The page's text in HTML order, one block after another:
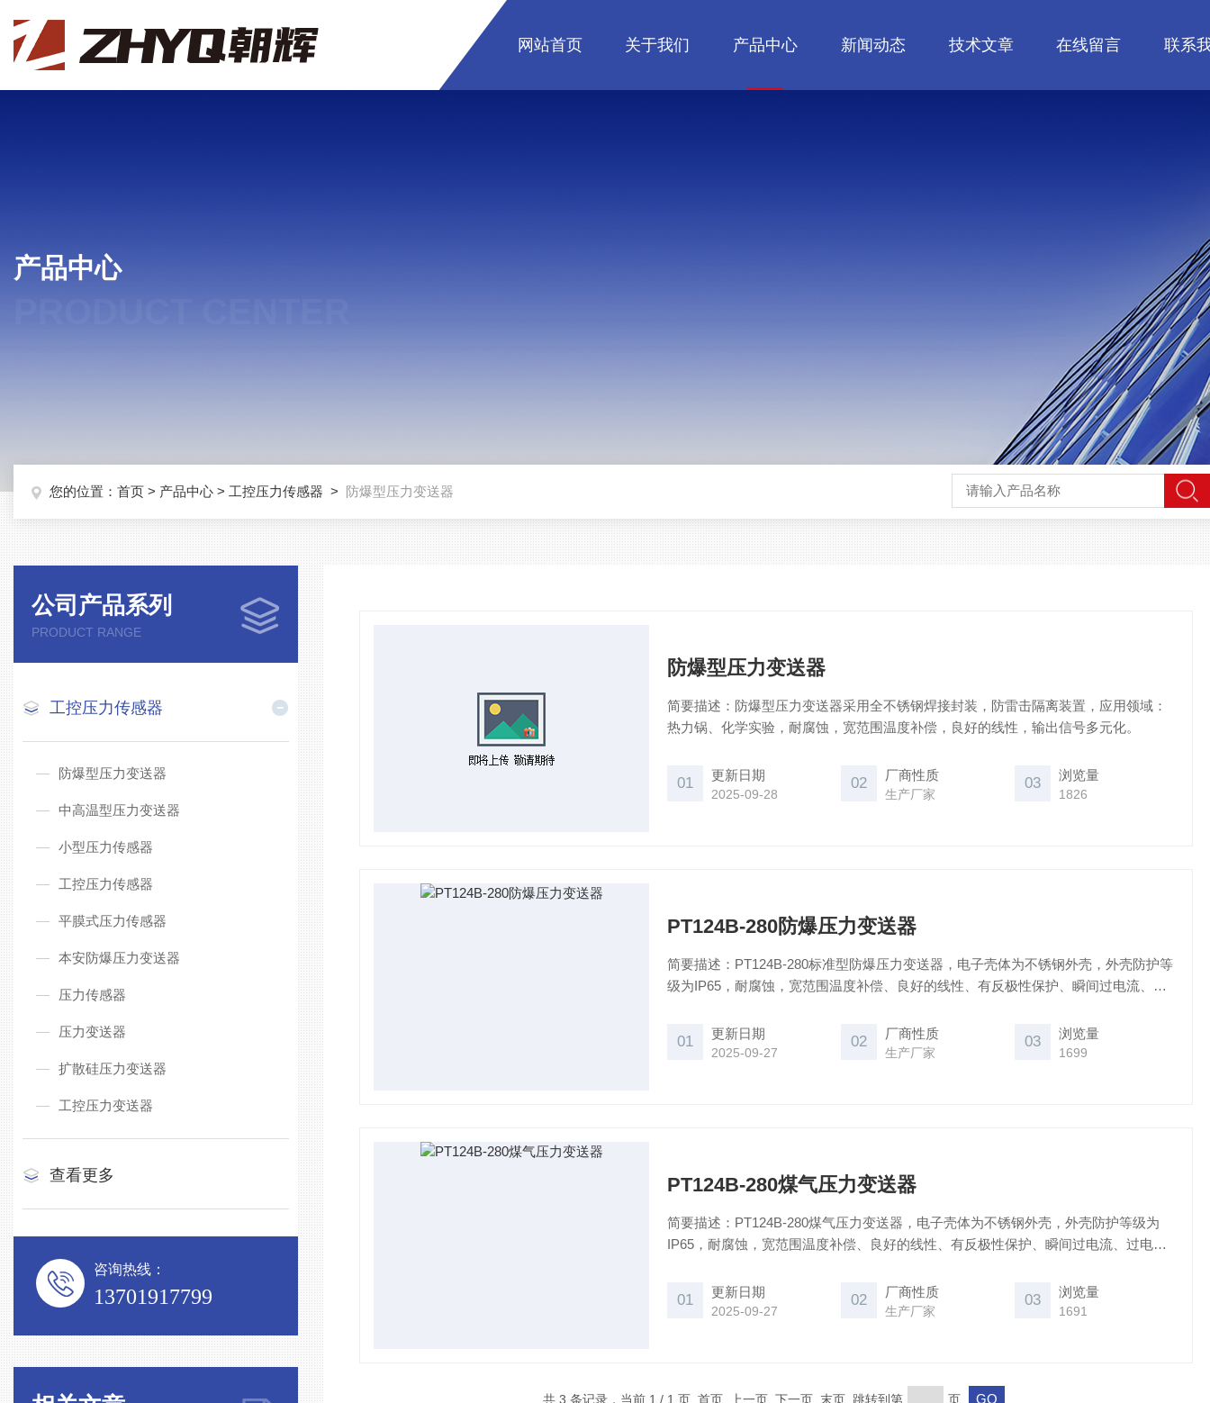
网站首页 关于我们 产品中心 新闻动态 技术文章 在线留言 联系
产品中心
您的位置： 首页 > 产品中心 > 工控压力传感器 > 防爆型压力变送器
公司产品系列
PRODUCT RANGE
工控压力传感器
防爆型压力变送器
中高温型压力变送器
小型压力传感器
工控压力传感器
平膜式压力传感器
本安防爆压力变送器
压力传感器
压力变送器
扩散硅压力变送器
工控压力变送器
查看更多
咨询热线：
13701917799
防爆型压力变送器
简要描述：防爆型压力变送器采用全不锈钢焊接封装，防雷击隔离装置，应用领域：
热力锅、化学实验，耐腐蚀，宽范围温度补偿，良好的线性，输出信号多元化。
01 更新日期
2025-09-28
02 厂商性质
生产厂家
03 浏览量
1826
PT124B-280防爆压力变送器
简要描述：PT124B-280标准型防爆压力变送器，电子壳体为不锈钢外壳，外壳防护等
级为IP65，耐腐蚀，宽范围温度补偿、良好的线性、有反极性保护、瞬间过电流、过
动化领域的流体压力测量与控制。
01 更新日期
2025-09-27
02 厂商性质
生产厂家
03 浏览量
1699
PT124B-280煤气压力变送器
简要描述：PT124B-280煤气压力变送器，电子壳体为不锈钢外壳，外壳防护等级为
IP65，耐腐蚀，宽范围温度补偿、良好的线性、有反极性保护、瞬间过电流、过电压
领域的流体压力测量与控制。
01 更新日期
2025-09-27
02 厂商性质
生产厂家
03 浏览量
1691
共 3 条记录，当前 1 / 1 页 首页 上一页 下一页 末页 跳转到第 页